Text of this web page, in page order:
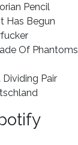
Pencil
Has Begun
Of Phantoms
Pair